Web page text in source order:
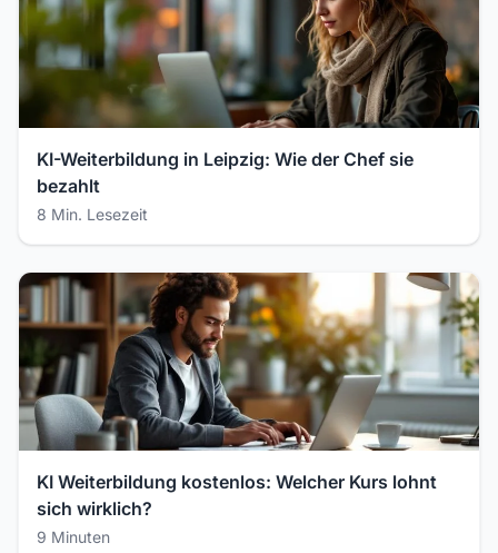
KI-Weiterbildung in Leipzig: Wie der Chef sie
bezahlt
8 Min. Lesezeit
KI Weiterbildung kostenlos: Welcher Kurs lohnt
sich wirklich?
9 Minuten